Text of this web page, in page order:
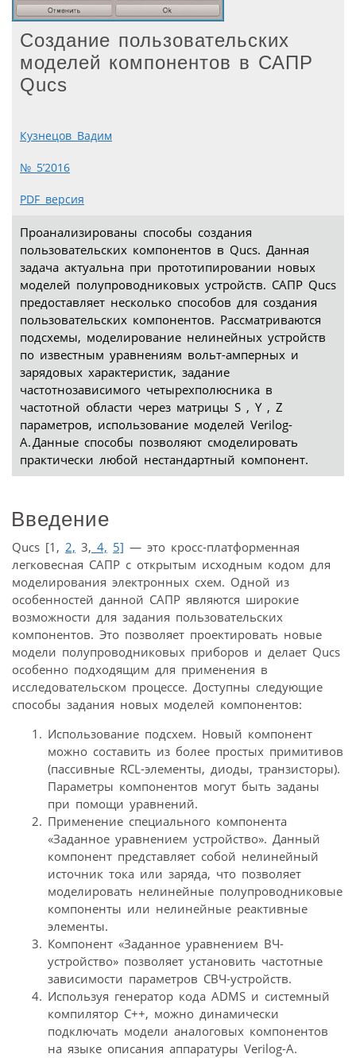
Создание пользовательских
моделей компонентов в САПР
Qucs
Кузнецов Вадим
№ 5’2016
PDF версия
Проанализированы способы создания
пользовательских компонентов в Qucs. Данная
задача актуальна при прототипировании новых
моделей полупроводниковых устройств. САПР Qucs
предоставляет несколько способов для создания
пользовательских компонентов. Рассматриваются
подсхемы, моделирование нелинейных устройств
по известным уравнениям вольт-амперных и
зарядовых характеристик, задание
частотнозависимого четырехполюсника в
частотной области через матрицы S , Y , Z
параметров, использование моделей Verilog-
A. Данные способы позволяют смоделировать
практически любой нестандартный компонент.
Введение
Qucs [1, 2, 3, 4, 5] — это кросс-платформенная
легковесная САПР с открытым исходным кодом для
моделирования электронных схем. Одной из
особенностей данной САПР являются широкие
возможности для задания пользовательских
компонентов. Это позволяет проектировать новые
модели полупроводниковых приборов и делает Qucs
особенно подходящим для применения в
исследовательском процессе. Доступны следующие
способы задания новых моделей компонентов:
Использование подсхем. Новый компонент
можно составить из более простых примитивов
(пассивные RCL-элементы, диоды, транзисторы).
Параметры компонентов могут быть заданы
при помощи уравнений.
Применение специального компонента
«Заданное уравнением устройство». Данный
компонент представляет собой нелинейный
источник тока или заряда, что позволяет
моделировать нелинейные полупроводниковые
компоненты или нелинейные реактивные
элементы.
Компонент «Заданное уравнением ВЧ-
устройство» позволяет установить частотные
зависимости параметров СВЧ-устройств.
Используя генератор кода ADMS и системный
компилятор С++, можно динамически
подключать модели аналоговых компонентов
на языке описания аппаратуры Verilog-A.